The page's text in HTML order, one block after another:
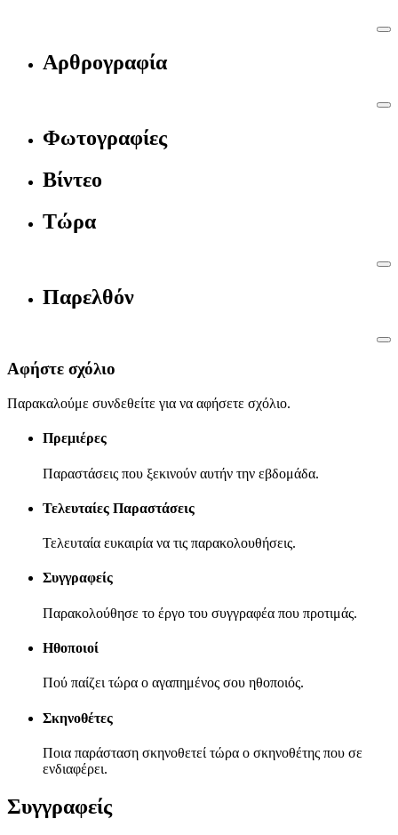
Αρθρογραφία
Φωτογραφίες
Βίντεο
Τώρα
Παρελθόν
Αφήστε σχόλιο
Παρακαλούμε συνδεθείτε για να αφήσετε σχόλιο.
Πρεμιέρες
Παραστάσεις που ξεκινούν αυτήν την εβδομάδα.
Τελευταίες Παραστάσεις
Τελευταία ευκαιρία να τις παρακολουθήσεις.
Συγγραφείς
Παρακολούθησε το έργο του συγγραφέα που προτιμάς.
Ηθοποιοί
Πού παίζει τώρα ο αγαπημένος σου ηθοποιός.
Σκηνοθέτες
Ποια παράσταση σκηνοθετεί τώρα ο σκηνοθέτης που σε
ενδιαφέρει.
Συγγραφείς